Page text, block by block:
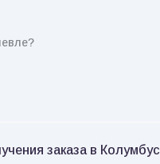
заказа в Колумбус